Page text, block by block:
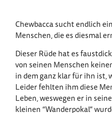
Chewbacca sucht endlich
Menschen, die es diesmal
Dieser Rüde hat es
von seinen Menschen
in dem ganz klar für ihn ist,
Leider fehlten ihm diese
Leben, weswegen er in
kleinen “Wanderpokal”